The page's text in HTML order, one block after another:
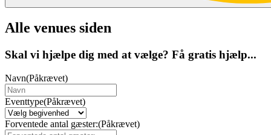
Alle venues siden
Skal vi hjælpe dig med at vælge? Få gratis hjælp...
Navn(Påkrævet)
Eventtype(Påkrævet)
Forventede antal gæster:(Påkrævet)